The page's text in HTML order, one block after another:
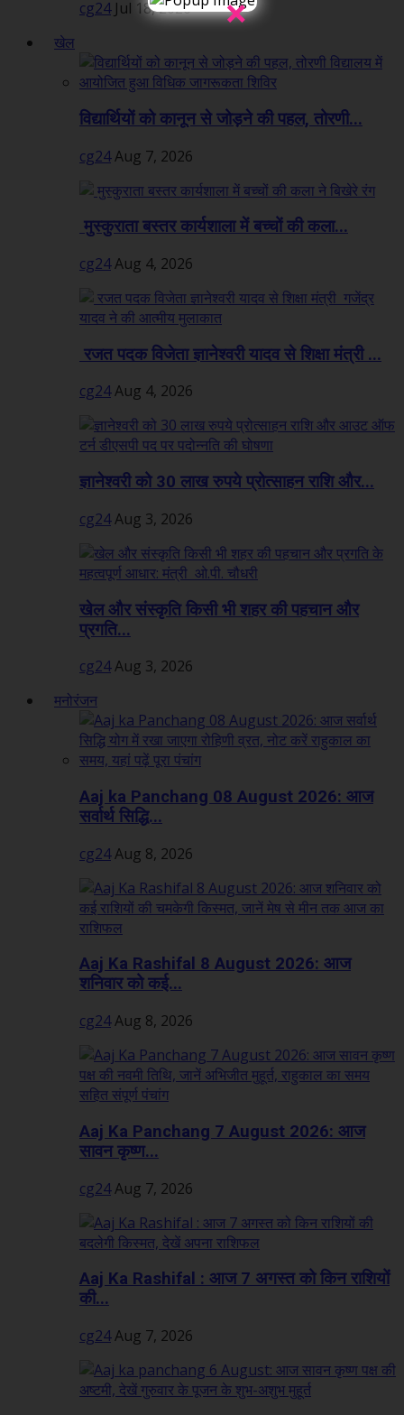
cg24 Jul 18, 2026
खेल
विद्यार्थियों को कानून से जोड़ने की पहल, तोरणी...
cg24Aug 7, 2026
मुस्कुराता बस्तर कार्यशाला में बच्चों की कला...
cg24Aug 4, 2026
रजत पदक विजेता ज्ञानेश्वरी यादव से शिक्षा मंत्री ...
cg24Aug 4, 2026
ज्ञानेश्वरी को 30 लाख रुपये प्रोत्साहन राशि और...
cg24Aug 3, 2026
खेल और संस्कृति किसी भी शहर की पहचान और
प्रगति...
cg24Aug 3, 2026
मनोरंजन
Aaj ka Panchang 08 August 2026: आज
सर्वार्थ सिद्धि...
cg24Aug 8, 2026
Aaj Ka Rashifal 8 August 2026: आज
शनिवार को कई...
cg24Aug 8, 2026
Aaj Ka Panchang 7 August 2026: आज
सावन कृष्ण...
cg24Aug 7, 2026
Aaj Ka Rashifal : आज 7 अगस्त को किन राशियों
की...
cg24Aug 7, 2026
×